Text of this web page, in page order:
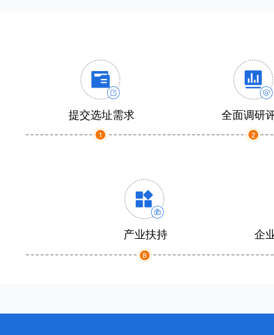
提交选址需求 全面调研
产业扶持 企